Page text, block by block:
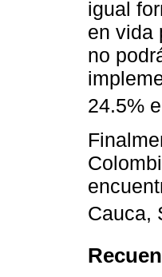
igual
en vida
no
24.5%
Cauca,